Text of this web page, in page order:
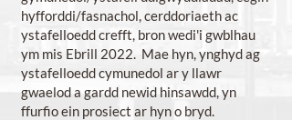
hyfforddi/fasnachol, cerddoriaeth ac
ystafelloedd crefft, bron wedi'i gwblhau
ym mis Ebrill 2022. Mae hyn, ynghyd ag
ystafelloedd cymunedol ar y llawr
gwaelod a gardd newid hinsawdd, yn
ffurfio ein prosiect ar hyn o bryd.